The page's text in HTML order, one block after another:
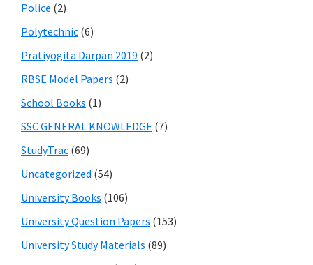
Police (2)
Polytechnic (6)
Pratiyogita Darpan 2019 (2)
RBSE Model Papers (2)
School Books (1)
SSC GENERAL KNOWLEDGE (7)
StudyTrac (69)
Uncategorized (54)
University Books (106)
University Question Papers (153)
University Study Materials (89)